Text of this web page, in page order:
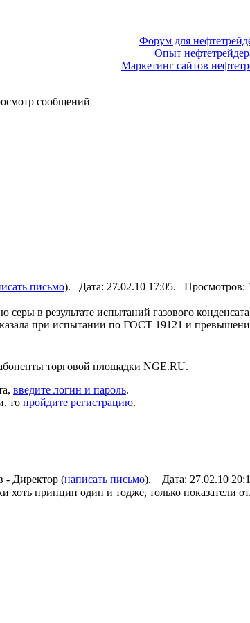
Форум для
Опыт
Маркетинг сайтов
сообщений
письмо). Дата: 27.02.10 17:05. Просмотров:
в результате испытаний газового
при испытании по ГОСТ 19121 и
торговой площадки NGE.RU.
введите логин и пароль.
то пройдите регистрацию.
- Директор (написать письмо). Дата: 27.02.10
хоть принцип один и тодже, только показатели